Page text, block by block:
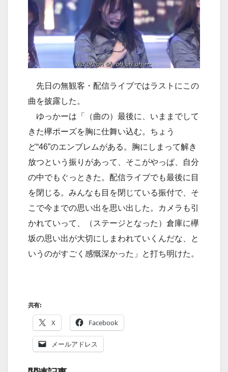
先日の無観客・配信ライブではラストにこの
曲を披露した。
ゆっかーは「（曲の）最後に、いままでして
きた欅ポーズを胸に仕舞い込む。ちょう
ど“46”のエンブレムがある。胸にしまって解き
放つという振りがあって、そこがやっぱ、自分
の中でもぐっときた。配信ライブでも最後に目
を閉じる。みんなも目を閉じている振付で、そ
こで今までの思い出を思い出した。カメラも引
かれていって、（ステージとなった）倉庫に欅
坂の思い出が大切にしまわれていくんだな、と
いうのがすごく感慨深かった」と打ち明けた。
共有:
X Facebook
メールアドレス